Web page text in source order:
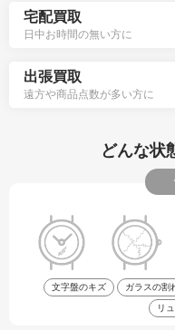
宅配買取
日中お時間の無い方に
出張買取
遠方や商品点数が多い方に
どんな状
文字盤のキズ ガラスの割
リ